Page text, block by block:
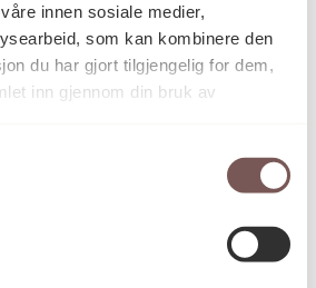
innen sosiale medier,
som kan kombinere den
du har gjort tilgjengelig for dem,
inn gjennom din bruk av